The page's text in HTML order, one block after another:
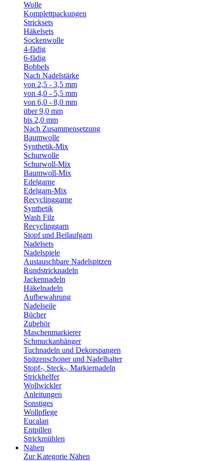
Wolle
Komplettpackungen
Stricksets
Häkelsets
Sockenwolle
4-fädig
6-fädig
Bobbels
Nach Nadelstärke
von 2,5 - 3,5 mm
von 4,0 - 5,5 mm
von 6,0 - 8,0 mm
über 9,0 mm
bis 2,0 mm
Nach Zusammensetzung
Baumwolle
Synthetik-Mix
Schurwolle
Schurwoll-Mix
Baumwoll-Mix
Edelgarne
Edelgarn-Mix
Recyclinggarne
Synthetik
Wash Filz
Recyclinggarn
Stopf und Beilaufgarn
Nadelsets
Nadelspiele
Austauschbare Nadelspitzen
Rundstricknadeln
Jackennadeln
Häkelnadeln
Aufbewahrung
Nadelseile
Bücher
Zubehör
Maschenmarkierer
Schmuckanhänger
Tuchnadeln und Dekorspangen
Spitzenschoner und Nadelhalter
Stopf-, Steck-, Markiernadeln
Strickhelfer
Wollwickler
Anleitungen
Sonstiges
Wollpflege
Eucalan
Entpillen
Strickmühlen
Nähen
Zur Kategorie Nähen